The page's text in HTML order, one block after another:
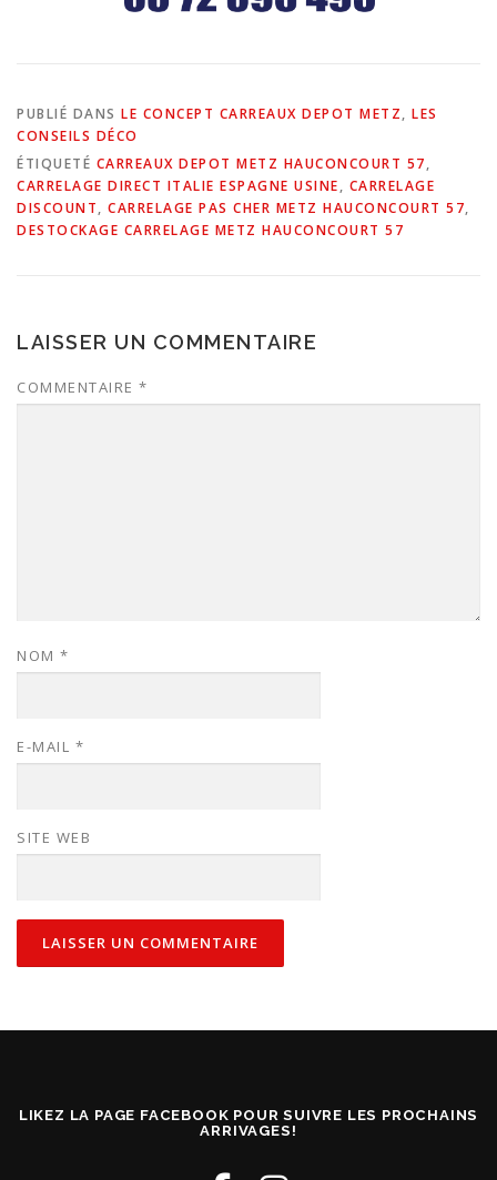
PUBLIÉ DANS LE CONCEPT CARREAUX DEPOT METZ, LES
CONSEILS DÉCO
ÉTIQUETÉ CARREAUX DEPOT METZ HAUCONCOURT 57,
CARRELAGE DIRECT ITALIE ESPAGNE USINE, CARRELAGE
DISCOUNT, CARRELAGE PAS CHER METZ HAUCONCOURT 57,
DESTOCKAGE CARRELAGE METZ HAUCONCOURT 57
LAISSER UN COMMENTAIRE
COMMENTAIRE *
NOM *
E-MAIL *
SITE WEB
LIKEZ LA PAGE FACEBOOK POUR SUIVRE LES PROCHAINS
ARRIVAGES!